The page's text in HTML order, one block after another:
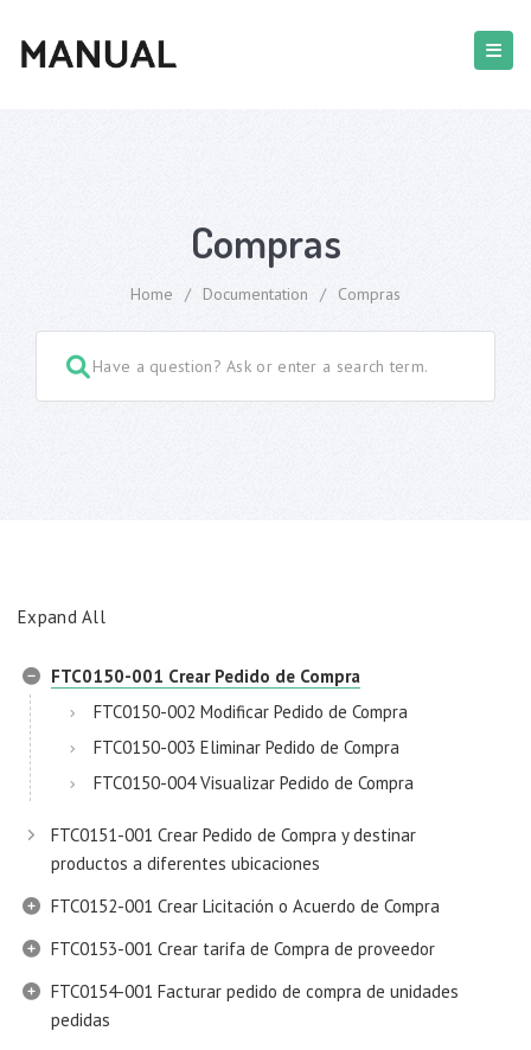
Compras
Home / Documentation / Compras
Expand All
FTC0150-001 Crear Pedido de Compra
FTC0150-002 Modificar Pedido de Compra
FTC0150-003 Eliminar Pedido de Compra
FTC0150-004 Visualizar Pedido de Compra
FTC0151-001 Crear Pedido de Compra y destinar
productos a diferentes ubicaciones
FTC0152-001 Crear Licitación o Acuerdo de Compra
FTC0153-001 Crear tarifa de Compra de proveedor
FTC0154-001 Facturar pedido de compra de unidades
pedidas